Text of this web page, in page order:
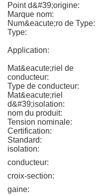
Point d&#39;origine:
Marque nom:
Num&eacute;ro de Type:
Type:
Application:
Mat&eacute;riel de
conducteur:
Type de conducteur:
Mat&eacute;riel
d&#39;isolation:
nom du produit:
Tension nominale:
Certification:
Standard:
isolation:
conducteur:
croix-section:
gaine: